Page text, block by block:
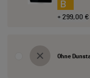
+ 299,00 €
B
Ohne